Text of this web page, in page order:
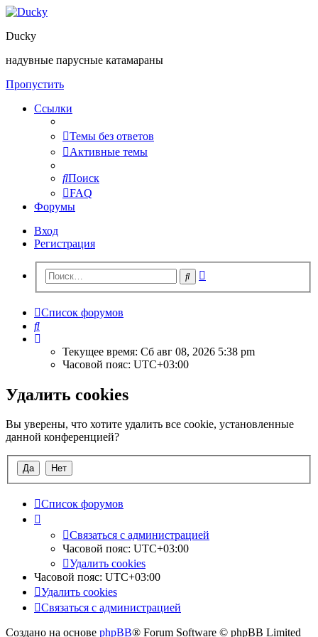
Ducky
надувные парусные катамараны
Пропустить
Ссылки
Темы без ответов
Активные темы
Поиск
FAQ
Форумы
Вход
Регистрация
Поиск
Список форумов
Поиск
Текущее время: Сб авг 08, 2026 5:38 pm
Часовой пояс: UTC+03:00
Удалить cookies
Вы уверены, что хотите удалить все cookie, установленные
данной конференцией?
Список форумов
Связаться с администрацией
Часовой пояс: UTC+03:00
Удалить cookies
Часовой пояс: UTC+03:00
Удалить cookies
Связаться с администрацией
Создано на основе phpBB® Forum Software © phpBB Limited